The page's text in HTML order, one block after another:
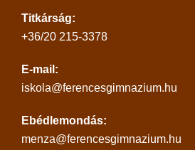
Titkárság:
+36/20 215-3378
E-mail:
iskola@ferencesgimnazium.hu
Ebédlemondás:
menza@ferencesgimnazium.hu